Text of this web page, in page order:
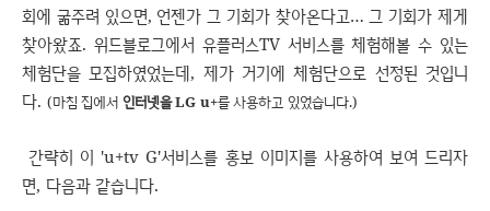
회에 굶주려 있으면, 언젠가 그 기회가 찾아온다고… 그 기회가 제게
찾아왔죠. 위드블로그에서 유플러스TV 서비스를 체험해볼 수 있는
체험단을 모집하였었는데, 제가 거기에 체험단으로 선정된 것입니
다. (마침 집에서 인터넷을 LG u+를 사용하고 있었습니다.)
간략히 이 'u+tv G'서비스를 홍보 이미지를 사용하여 보여 드리자
면, 다음과 같습니다.